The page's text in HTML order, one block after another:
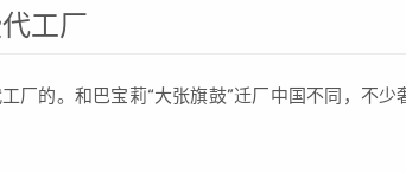
工厂
厂的。和巴宝莉“大张旗鼓”迁厂中国不同，不少